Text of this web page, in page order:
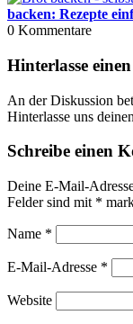
backen: Rezepte
0 Kommentare
Hinterlasse
An der Diskussion
Hinterlasse uns
Schreibe einen
Deine E-Mail-
Felder sind mit *
Name *
E-Mail-Adresse *
Website